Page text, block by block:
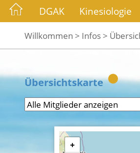
DGAK Kinesiologie
Willkommen > Infos >
Übersichtskarte
+